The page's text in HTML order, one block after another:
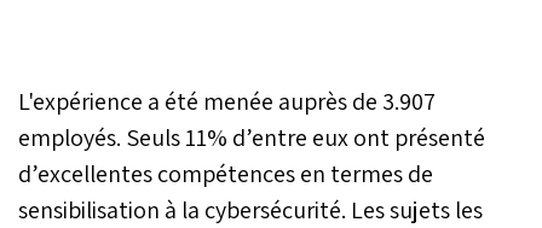
L'expérience a été menée auprès de 3.907
employés. Seuls 11% d’entre eux ont présenté
d’excellentes compétences en termes de
sensibilisation à la cybersécurité. Les sujets les